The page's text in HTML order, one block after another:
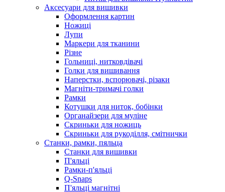
Аксесуари для вишивки
Оформлення картин
Ножиці
Лупи
Маркери для тканини
Різне
Гольниці, нитковдівачі
Голки для вишивання
Наперстки, вспорювачі, різаки
Магніти-тримачі голки
Рамки
Котушки для ниток, бобінки
Органайзери для муліне
Скриньки для ножиць
Скриньки для рукоділля, смітнички
Станки, рамки, пяльца
Станки для вишивки
П'яльці
Рамки-п'яльці
Q-Snaps
П'яльці магнітні